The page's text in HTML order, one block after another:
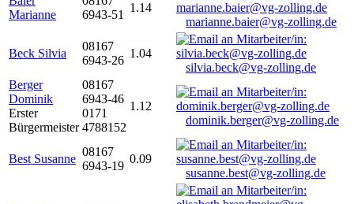
Marianne
6943-51
1.14
marianne.baier@vg-zolling.de
Beck Silvia
08167
6943-26
1.04
silvia.beck@vg-zolling.de
Berger
Dominik
Erster
Bürgermeister
08167
6943-46
0171
4788152
1.12
dominik.berger@vg-zolling.de
Best Susanne
08167
6943-19
0.09
susanne.best@vg-zolling.de